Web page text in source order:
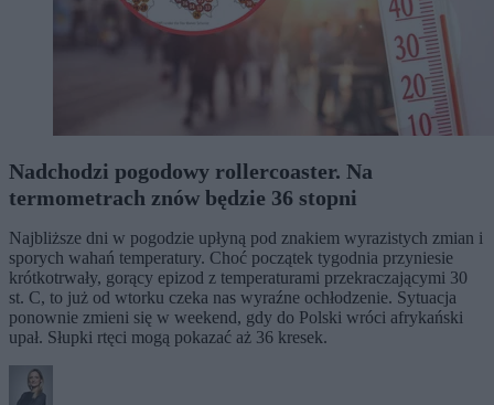
Nadchodzi pogodowy rollercoaster. Na
termometrach znów będzie 36 stopni
Najbliższe dni w pogodzie upłyną pod znakiem wyrazistych zmian i
sporych wahań temperatury. Choć początek tygodnia przyniesie
krótkotrwały, gorący epizod z temperaturami przekraczającymi 30
st. C, to już od wtorku czeka nas wyraźne ochłodzenie. Sytuacja
ponownie zmieni się w weekend, gdy do Polski wróci afrykański
upał. Słupki rtęci mogą pokazać aż 36 kresek.